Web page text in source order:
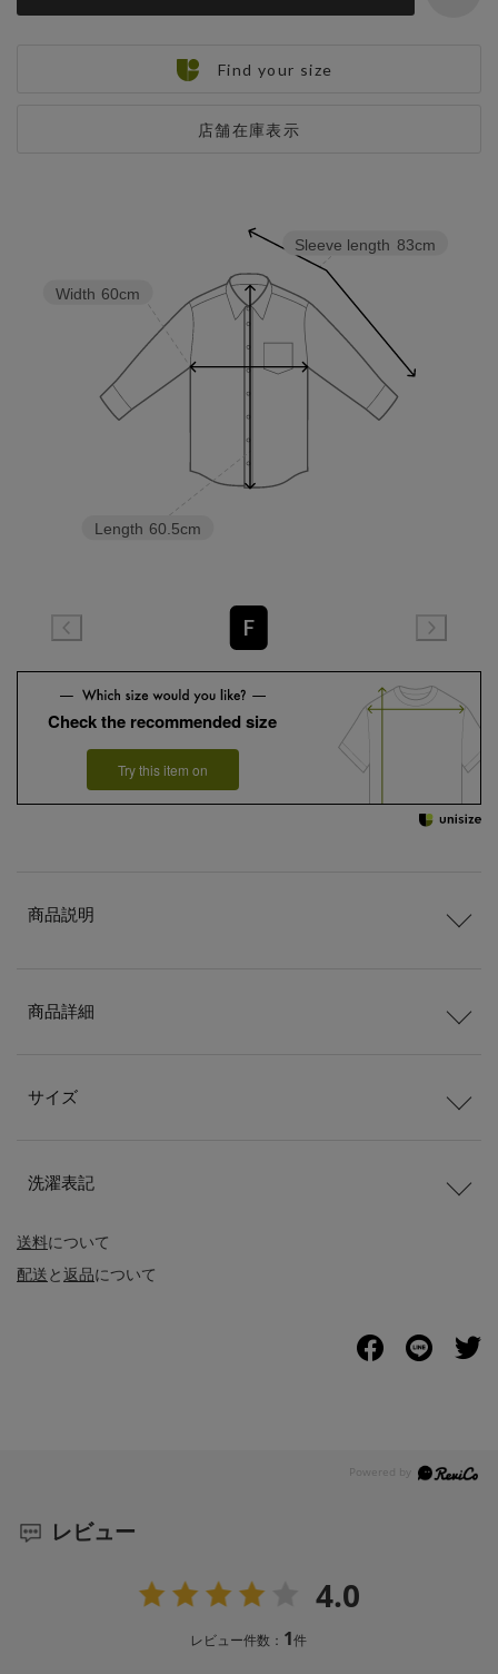
店舗在庫表示
Find your size
Sleeve length 83cm
Length 60.5cm
Width 60cm
F
Check the recommended size
Try this item on
送料について
配送と返品について
商品説明
商品詳細
サイズ
洗濯表記
レビュー
4.0
レビュー件数： 1件